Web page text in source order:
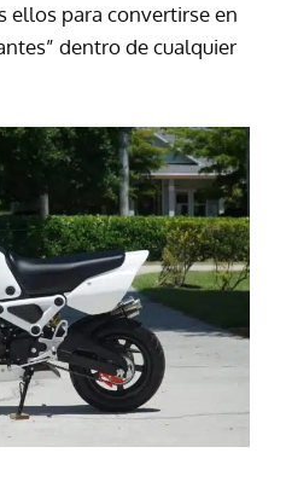
ellos para convertirse en
dentro de cualquier